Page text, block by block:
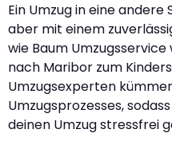
Ein Umzug in eine
aber mit einem
wie Baum
nach Maribor zum
Umzugsexperten
Umzugsprozesses,
deinen Umzug stressfrei